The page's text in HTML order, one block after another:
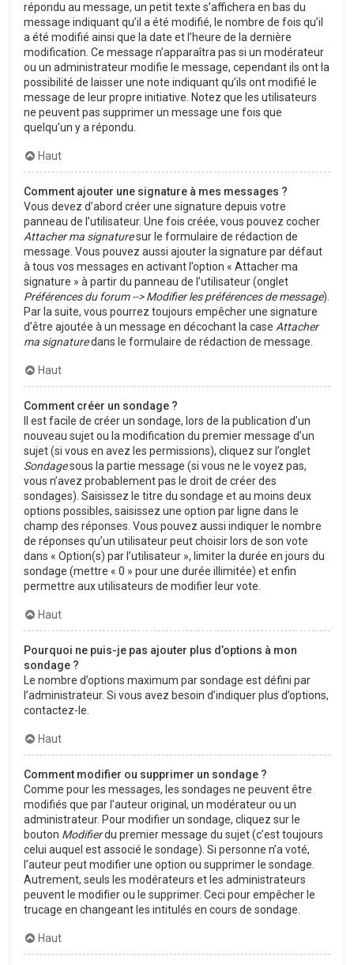
répondu au message, un petit texte s’affichera en bas du
message indiquant qu’il a été modifié, le nombre de fois qu’il
a été modifié ainsi que la date et l’heure de la dernière
modification. Ce message n’apparaîtra pas si un modérateur
ou un administrateur modifie le message, cependant ils ont la
possibilité de laisser une note indiquant qu’ils ont modifié le
message de leur propre initiative. Notez que les utilisateurs
ne peuvent pas supprimer un message une fois que
quelqu’un y a répondu.
Haut
Comment ajouter une signature à mes messages ?
Vous devez d’abord créer une signature depuis votre
panneau de l’utilisateur. Une fois créée, vous pouvez cocher
Attacher ma signaturesur le formulaire de rédaction de
message. Vous pouvez aussi ajouter la signature par défaut
à tous vos messages en activant l’option « Attacher ma
signature » à partir du panneau de l’utilisateur (onglet
Préférences du forum --> Modifier les préférences de message).
Par la suite, vous pourrez toujours empêcher une signature
d’être ajoutée à un message en décochant la case Attacher
ma signaturedans le formulaire de rédaction de message.
Haut
Comment créer un sondage ?
Il est facile de créer un sondage, lors de la publication d’un
nouveau sujet ou la modification du premier message d’un
sujet (si vous en avez les permissions), cliquez sur l’onglet
Sondagesous la partie message (si vous ne le voyez pas,
vous n’avez probablement pas le droit de créer des
sondages). Saisissez le titre du sondage et au moins deux
options possibles, saisissez une option par ligne dans le
champ des réponses. Vous pouvez aussi indiquer le nombre
de réponses qu’un utilisateur peut choisir lors de son vote
dans « Option(s) par l’utilisateur », limiter la durée en jours du
sondage (mettre « 0 » pour une durée illimitée) et enfin
permettre aux utilisateurs de modifier leur vote.
Haut
Pourquoi ne puis-je pas ajouter plus d’options à mon
sondage ?
Le nombre d’options maximum par sondage est défini par
l’administrateur. Si vous avez besoin d’indiquer plus d’options,
contactez-le.
Haut
Comment modifier ou supprimer un sondage ?
Comme pour les messages, les sondages ne peuvent être
modifiés que par l’auteur original, un modérateur ou un
administrateur. Pour modifier un sondage, cliquez sur le
bouton Modifierdu premier message du sujet (c’est toujours
celui auquel est associé le sondage). Si personne n’a voté,
l’auteur peut modifier une option ou supprimer le sondage.
Autrement, seuls les modérateurs et les administrateurs
peuvent le modifier ou le supprimer. Ceci pour empêcher le
trucage en changeant les intitulés en cours de sondage.
Haut